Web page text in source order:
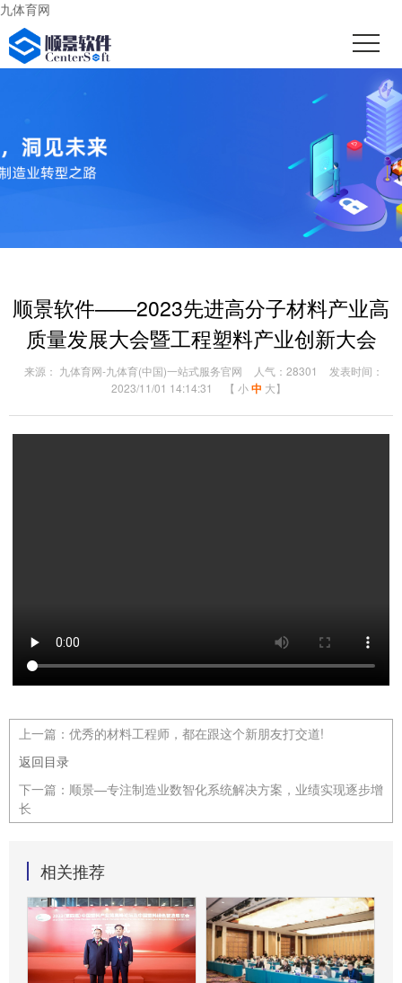
九体育网
顺景软件——2023先进高分子材料产业高
质量发展大会暨工程塑料产业创新大会
来源： 九体育网-九体育(中国)一站式服务官网 人气：28301
发表时间：
2023/11/01 14:14:31
【 小中 大】
上一篇： 优秀的材料工程师，都在跟这个新朋友打交道!
返回目录
下一篇： 顺景—专注制造业数智化系统解决方案，业绩实现逐步增
长
相关推荐